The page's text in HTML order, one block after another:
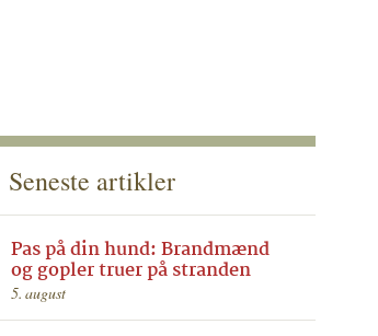
Seneste artikler
Pas på din hund: Brandmænd
og gopler truer på stranden
5. august